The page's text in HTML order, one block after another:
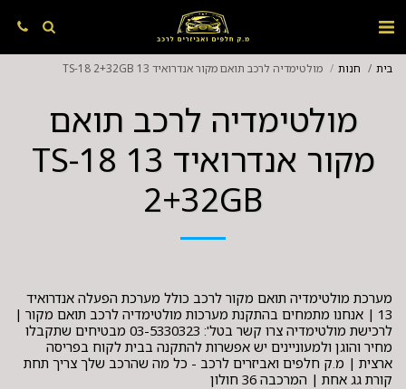
בית חנות מולטימדיה לרכב תואם מקור אנדרואיד 13 TS-18 2+32GB
מולטימדיה לרכב תואם
מקור אנדרואיד 13 TS-18
2+32GB
מערכת מולטימדיה תואם מקור לרכב כולל מערכת הפעלה אנדרואיד
13 | אנחנו מתמחים בהתקנת מערכות מולטימדיה לרכב תואם מקור |
לרכישת מולטימדיה צרו קשר בטל': 03-5330323 מבטיחים שתקבלו
מחיר והוגן ולמעוניינים יש אפשרות להתקנה בבית לקוח בפריסה
ארצית | מ.ק חלפים ואביזרים לרכב - כל מה שהרכב שלך צריך תחת
קורת גג אחת | המרכבה 36 חולון